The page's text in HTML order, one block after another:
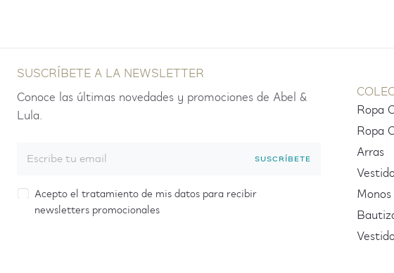
SUSCRÍBETE A LA NEWSLETTER
Conoce las últimas novedades y promociones de Abel &
Lula.
SUSCRÍBETE
Acepto el tratamiento de mis datos para recibir
newsletters promocionales
Ropa
Ropa
Arras